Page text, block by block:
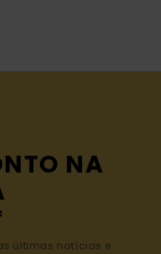
NA
últimas notícias e